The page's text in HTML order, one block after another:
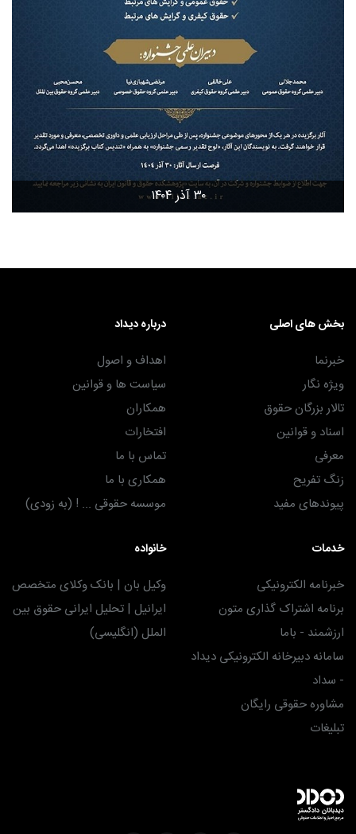
۳۰ آذر ۱۴۰۴
بخش های اصلی
خبرنما
ویژه نگار
تالار بزرگان حقوق
اسناد و قوانین
معرفی
زنگ تفریح
پیوندهای مفید
درباره دیداد
اهداف و اصول
سیاست ها و قوانین
همکاران
افتخارات
تماس با ما
همکاری با ما
موسسه حقوقی ... ! (به زودی)
خدمات
خبرنامه الکترونیکی
برنامه اشتراک گذاری متون
ارزشمند - باما
سامانه دبیرخانه الکترونیکی دیداد
- سداد
مشاوره حقوقی رایگان
تبلیغات
خانواده
وکیل بان | بانک وکلای متخصص
ایرانیل | تحلیل ایرانی حقوق بین
الملل (انگلیسی)